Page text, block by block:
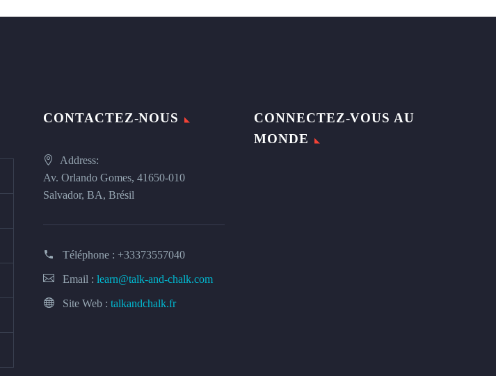
CONTACTEZ-NOUS
Address:
Av. Orlando Gomes, 41650-010
Salvador, BA, Brésil
Téléphone : +33373557040
Email : learn@talk-and-chalk.com
Site Web : talkandchalk.fr
CONNECTEZ-VOUS AU
MONDE